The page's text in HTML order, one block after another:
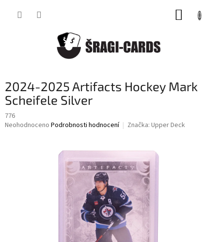
2024-2025 Artifacts Hockey Mark
Scheifele Silver
776
Průměrné
Neohodnoceno Podrobnosti hodnocení Značka: Upper Deck